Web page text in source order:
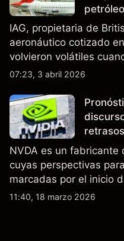
petróleo
IAG, propietaria de
aeronáutico cotizado
volvieron volátiles
$105 y los cierres del
no es un indicador
07:23, 3 abril 2026
NVDA es un
cuyas perspectivas
marcadas por el inicio
actualizaciones de
11:40, 18 marzo 2026